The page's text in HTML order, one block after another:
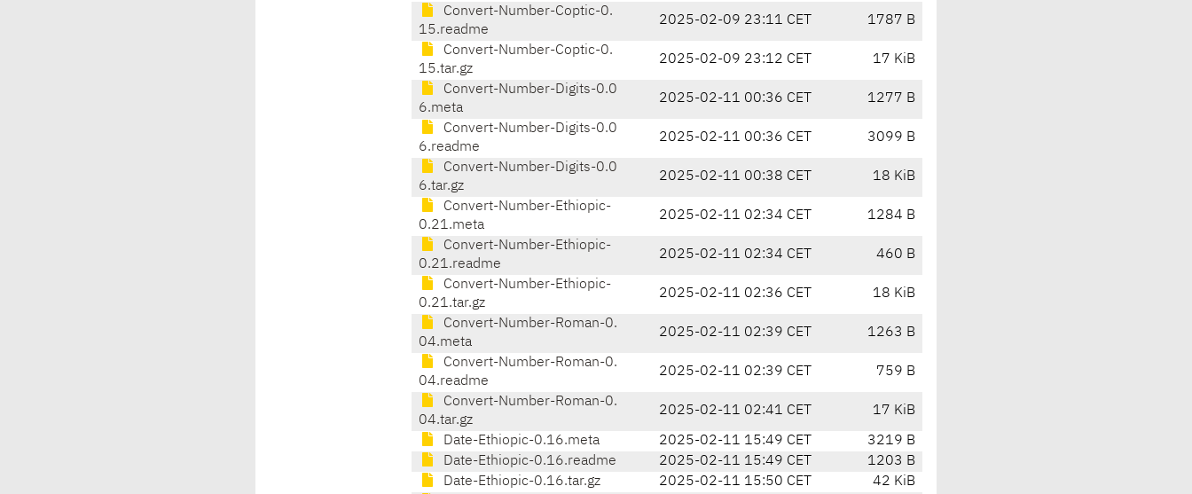
Convert-Number-Coptic-0.
15.readme
2025-02-09 23:11 CET 1787 B
Convert-Number-Coptic-0.
15.tar.gz
2025-02-09 23:12 CET 17 KiB
Convert-Number-Digits-0.0
6.meta
2025-02-11 00:36 CET 1277 B
Convert-Number-Digits-0.0
6.readme
2025-02-11 00:36 CET 3099 B
Convert-Number-Digits-0.0
6.tar.gz
2025-02-11 00:38 CET 18 KiB
Convert-Number-Ethiopic-
0.21.meta
2025-02-11 02:34 CET 1284 B
Convert-Number-Ethiopic-
0.21.readme
2025-02-11 02:34 CET 460 B
Convert-Number-Ethiopic-
0.21.tar.gz
2025-02-11 02:36 CET 18 KiB
Convert-Number-Roman-0.
04.meta
2025-02-11 02:39 CET 1263 B
Convert-Number-Roman-0.
04.readme
2025-02-11 02:39 CET 759 B
Convert-Number-Roman-0.
04.tar.gz
2025-02-11 02:41 CET 17 KiB
Date-Ethiopic-0.16.meta 2025-02-11 15:49 CET
3219 B
Date-Ethiopic-0.16.readme
2025-02-11 15:49 CET
1203 B
Date-Ethiopic-0.16.tar.gz
2025-02-11 15:50 CET
42 KiB